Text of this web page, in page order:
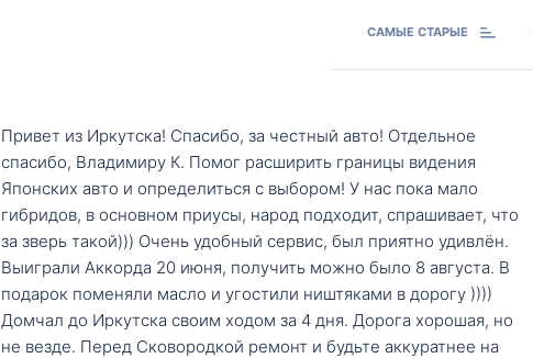
САМЫЕ СТАРЫЕ
Привет из Иркутска! Спасибо, за честный авто! Отдельное
спасибо, Владимиру К. Помог расширить границы видения
Японских авто и определиться с выбором! У нас пока мало
гибридов, в основном приусы, народ подходит, спрашивает, что
за зверь такой))) Очень удобный сервис, был приятно удивлён.
Выиграли Аккорда 20 июня, получить можно было 8 августа. В
подарок поменяли масло и угостили ништяками в дорогу ))))
Домчал до Иркутска своим ходом за 4 дня. Дорога хорошая, но
не везде. Перед Сковородкой ремонт и будьте аккуратнее на